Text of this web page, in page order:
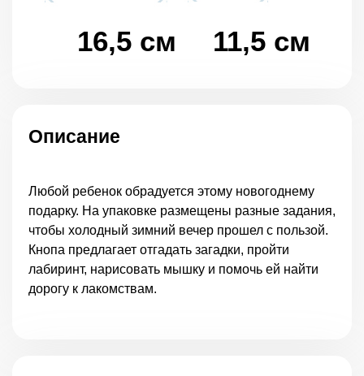
16,5 см 11,5 см
Описание
Любой ребенок обрадуется этому новогоднему
подарку. На упаковке размещены разные задания,
чтобы холодный зимний вечер прошел с пользой.
Кнопа предлагает отгадать загадки, пройти
лабиринт, нарисовать мышку и помочь ей найти
дорогу к лакомствам.